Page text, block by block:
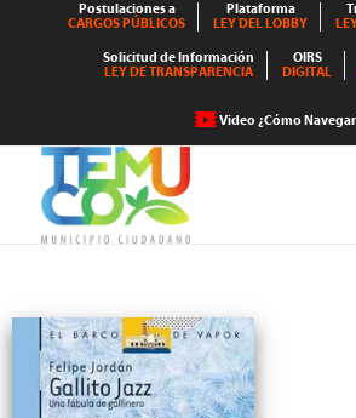
Postulaciones a
CARGOS PÚBLICOS
Plataforma
LEY DEL LOBBY
Solicitud de Información
LEY DE TRANSPARENCIA
OIRS
DIGITAL
Video ¿Cómo